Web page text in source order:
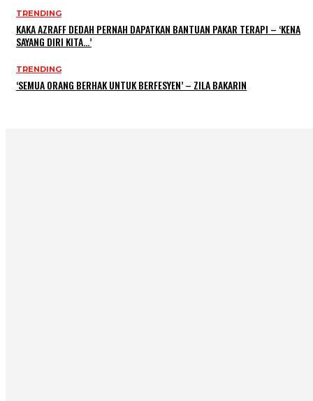
TRENDING
KAKA AZRAFF DEDAH PERNAH DAPATKAN BANTUAN PAKAR TERAPI – ‘KENA
SAYANG DIRI KITA…’
TRENDING
‘SEMUA ORANG BERHAK UNTUK BERFESYEN’ – ZILA BAKARIN